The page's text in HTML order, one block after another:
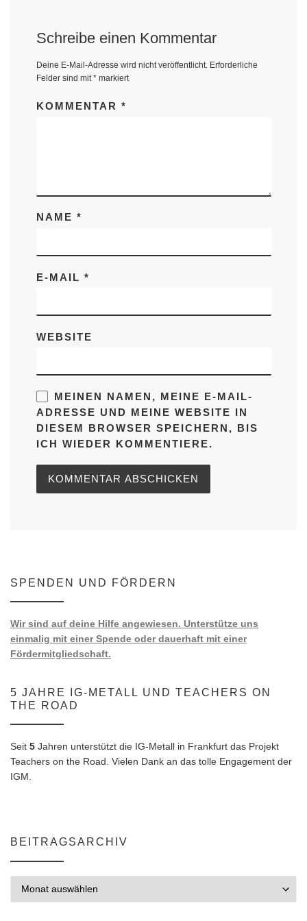
Schreibe einen Kommentar
Deine E-Mail-Adresse wird nicht veröffentlicht. Erforderliche
Felder sind mit*markiert
KOMMENTAR *
NAME *
E-MAIL *
WEBSITE
MEINEN NAMEN, MEINE E-MAIL-
ADRESSE UND MEINE WEBSITE IN
DIESEM BROWSER SPEICHERN, BIS
ICH WIEDER KOMMENTIERE.
SPENDEN UND FÖRDERN
Wir sind auf deine Hilfe angewiesen. Unterstütze uns
einmalig mit einer Spende oder dauerhaft mit einer
Fördermitgliedschaft.
5 JAHRE IG-METALL UND TEACHERS ON
THE ROAD
Seit 5 Jahren unterstützt die IG-Metall in Frankfurt das Projekt
Teachers on the Road. Vielen Dank an das tolle Engagement der
IGM.
BEITRAGSARCHIV